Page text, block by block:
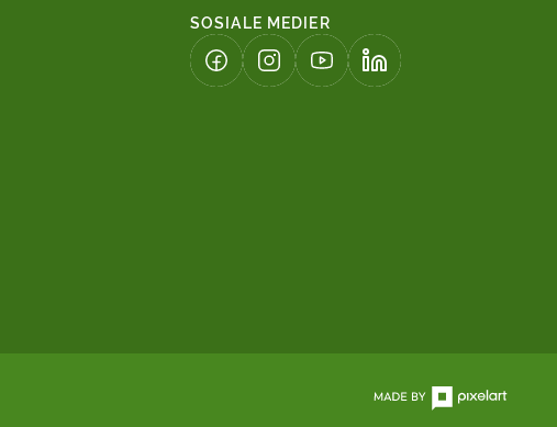
SOSIALE MEDIER
(LENKE ÅPNES I NY FANE)
(LENKE ÅPNES I NY FANE)
(LENKE ÅPNES I NY FANE)
(LENKE ÅPNES I NY